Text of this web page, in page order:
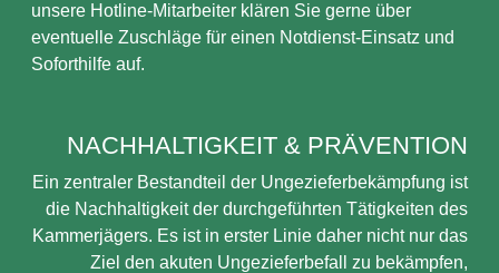
unsere Hotline-Mitarbeiter klären Sie gerne über
eventuelle Zuschläge für einen Notdienst-Einsatz und
Soforthilfe auf.
NACHHALTIGKEIT & PRÄVENTION
Ein zentraler Bestandteil der Ungezieferbekämpfung ist
die Nachhaltigkeit der durchgeführten Tätigkeiten des
Kammerjägers. Es ist in erster Linie daher nicht nur das
Ziel den akuten Ungezieferbefall zu bekämpfen,